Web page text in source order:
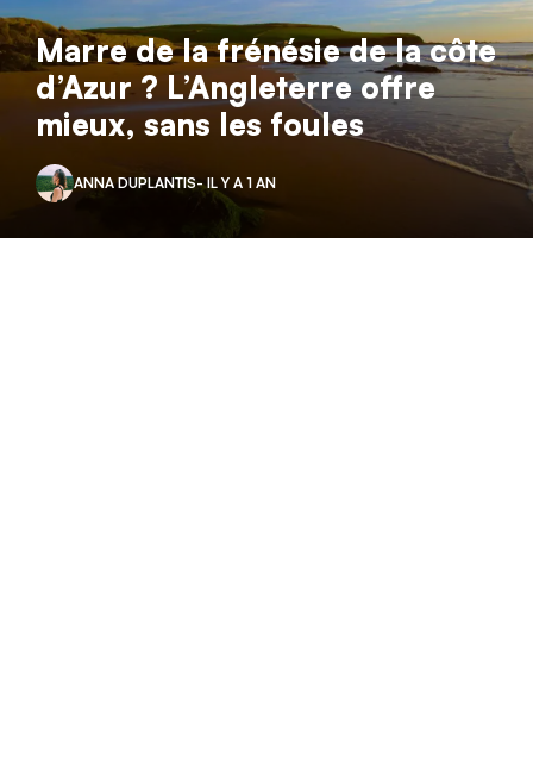
Marre de la frénésie de la côte
d’Azur ? L’Angleterre offre
mieux, sans les foules
ANNA DUPLANTIS- IL Y A 1 AN